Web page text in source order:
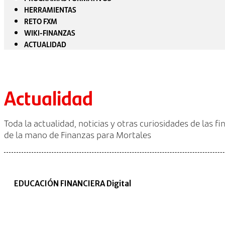
HERRAMIENTAS
RETO FXM
WIKI-FINANZAS
ACTUALIDAD
Actualidad
Toda la actualidad, noticias y otras curiosidades de las
de la mano de Finanzas para Mortales
EDUCACIÓN FINANCIERA Digital